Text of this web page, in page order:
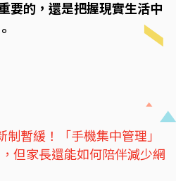
要的，還是把握現實生活中
制暫緩！「手機集中管理」
但家長還能如何陪伴減少網